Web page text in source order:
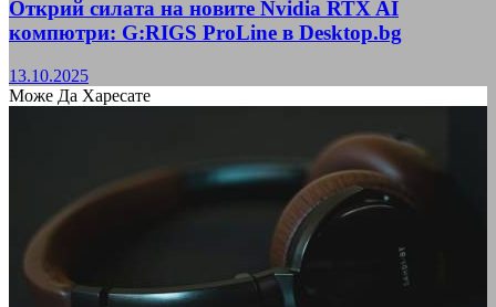
Открий силата на новите Nvidia RTX AI
компютри: G:RIGS ProLine в Desktop.bg
13.10.2025
Може Да Харесате